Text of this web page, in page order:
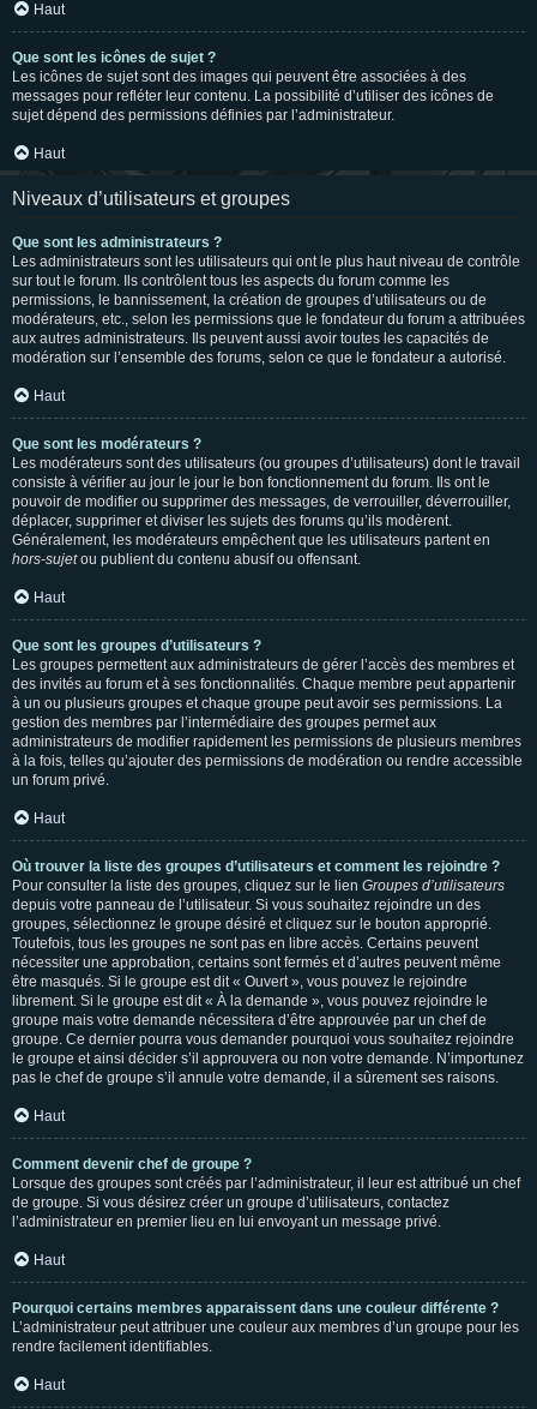
Haut
Que sont les icônes de sujet ?
Les icônes de sujet sont des images qui peuvent être associées à des
messages pour refléter leur contenu. La possibilité d’utiliser des icônes de
sujet dépend des permissions définies par l’administrateur.
Haut
Niveaux d’utilisateurs et groupes
Que sont les administrateurs ?
Les administrateurs sont les utilisateurs qui ont le plus haut niveau de contrôle
sur tout le forum. Ils contrôlent tous les aspects du forum comme les
permissions, le bannissement, la création de groupes d’utilisateurs ou de
modérateurs, etc., selon les permissions que le fondateur du forum a attribuées
aux autres administrateurs. Ils peuvent aussi avoir toutes les capacités de
modération sur l’ensemble des forums, selon ce que le fondateur a autorisé.
Haut
Que sont les modérateurs ?
Les modérateurs sont des utilisateurs (ou groupes d’utilisateurs) dont le travail
consiste à vérifier au jour le jour le bon fonctionnement du forum. Ils ont le
pouvoir de modifier ou supprimer des messages, de verrouiller, déverrouiller,
déplacer, supprimer et diviser les sujets des forums qu’ils modèrent.
Généralement, les modérateurs empêchent que les utilisateurs partent en
hors-sujetou publient du contenu abusif ou offensant.
Haut
Que sont les groupes d’utilisateurs ?
Les groupes permettent aux administrateurs de gérer l’accès des membres et
des invités au forum et à ses fonctionnalités. Chaque membre peut appartenir
à un ou plusieurs groupes et chaque groupe peut avoir ses permissions. La
gestion des membres par l’intermédiaire des groupes permet aux
administrateurs de modifier rapidement les permissions de plusieurs membres
à la fois, telles qu’ajouter des permissions de modération ou rendre accessible
un forum privé.
Haut
Où trouver la liste des groupes d’utilisateurs et comment les rejoindre ?
Pour consulter la liste des groupes, cliquez sur le lien Groupes d’utilisateurs
depuis votre panneau de l’utilisateur. Si vous souhaitez rejoindre un des
groupes, sélectionnez le groupe désiré et cliquez sur le bouton approprié.
Toutefois, tous les groupes ne sont pas en libre accès. Certains peuvent
nécessiter une approbation, certains sont fermés et d’autres peuvent même
être masqués. Si le groupe est dit « Ouvert », vous pouvez le rejoindre
librement. Si le groupe est dit « À la demande », vous pouvez rejoindre le
groupe mais votre demande nécessitera d’être approuvée par un chef de
groupe. Ce dernier pourra vous demander pourquoi vous souhaitez rejoindre
le groupe et ainsi décider s’il approuvera ou non votre demande. N’importunez
pas le chef de groupe s’il annule votre demande, il a sûrement ses raisons.
Haut
Comment devenir chef de groupe ?
Lorsque des groupes sont créés par l’administrateur, il leur est attribué un chef
de groupe. Si vous désirez créer un groupe d’utilisateurs, contactez
l’administrateur en premier lieu en lui envoyant un message privé.
Haut
Pourquoi certains membres apparaissent dans une couleur différente ?
L’administrateur peut attribuer une couleur aux membres d’un groupe pour les
rendre facilement identifiables.
Haut